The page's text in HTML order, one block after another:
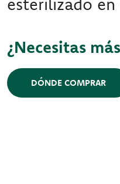
¿Necesitas
DÓNDE COMPRAR